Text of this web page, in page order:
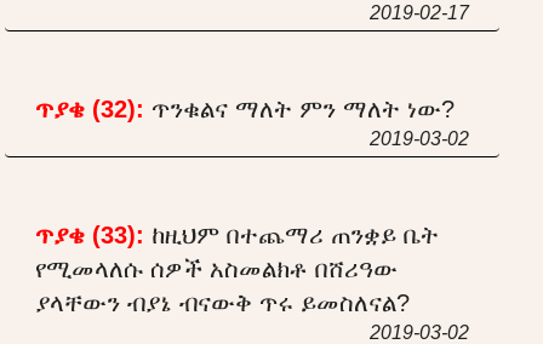
2019-02-17
ጥያቄ (32): ጥንቁልና ማለት ምን ማለት ነው?
2019-03-02
ጥያቄ (33): ከዚህም በተጨማሪ ጠንቋይ ቤት
የሚመላለሱ ሰዎች አስመልክቶ በሸሪዓው
ያላቸውን ብያኔ ብናውቅ ጥሩ ይመስለናል?
2019-03-02